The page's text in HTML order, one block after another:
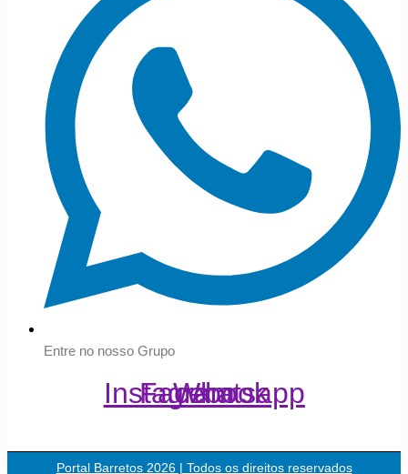
Entre no nosso Grupo
Instagram
Facebook
Whatsapp
Portal Barretos 2026 | Todos os direitos reservados